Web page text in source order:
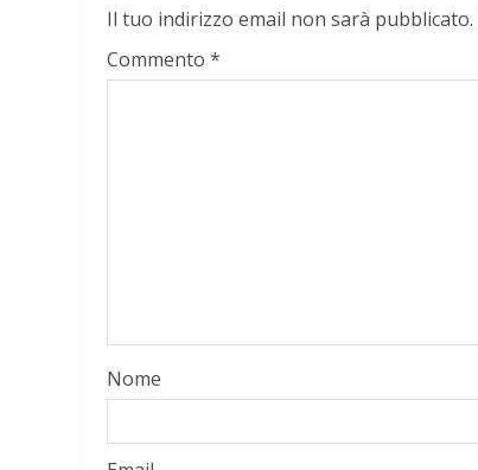
Il tuo indirizzo email non sarà pubblicato.
Commento *
Nome